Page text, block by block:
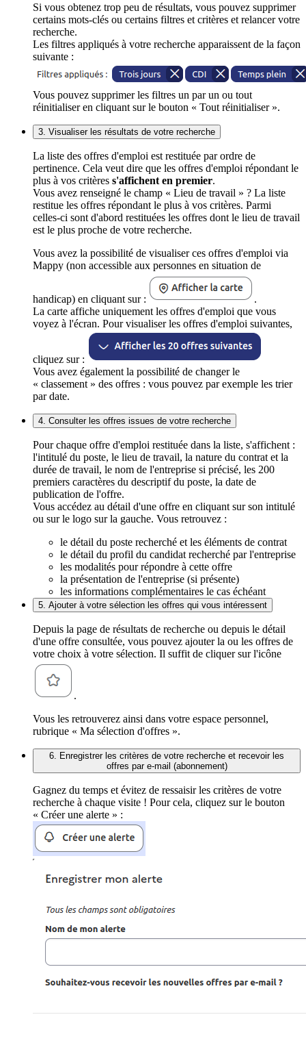
Si vous obtenez trop peu de résultats, vous pouvez supprimer
certains mots-clés ou certains filtres et critères et relancer votre
recherche.
Les filtres appliqués à votre recherche apparaissent de la façon
suivante :
Vous pouvez supprimer les filtres un par un ou tout
réinitialiser en cliquant sur le bouton « Tout réinitialiser ».
3. Visualiser les résultats de votre recherche
La liste des offres d'emploi est restituée par ordre de
pertinence. Cela veut dire que les offres d'emploi répondant le
plus à vos critères s'affichent en premier.
Vous avez renseigné le champ « Lieu de travail » ? La liste
restitue les offres répondant le plus à vos critères. Parmi
celles-ci sont d'abord restituées les offres dont le lieu de travail
est le plus proche de votre recherche.
Vous avez la possibilité de visualiser ces offres d'emploi via
Mappy (non accessible aux personnes en situation de
handicap) en cliquant sur :
.
La carte affiche uniquement les offres d'emploi que vous
voyez à l'écran. Pour visualiser les offres d'emploi suivantes,
cliquez sur :
Vous avez également la possibilité de changer le
« classement » des offres : vous pouvez par exemple les trier
par date.
4. Consulter les offres issues de votre recherche
Pour chaque offre d'emploi restituée dans la liste, s'affichent :
l'intitulé du poste, le lieu de travail, la nature du contrat et la
durée de travail, le nom de l'entreprise si précisé, les 200
premiers caractères du descriptif du poste, la date de
publication de l'offre.
Vous accédez au détail d'une offre en cliquant sur son intitulé
ou sur le logo sur la gauche. Vous retrouvez :
le détail du poste recherché et les éléments de contrat
le détail du profil du candidat recherché par l'entreprise
les modalités pour répondre à cette offre
la présentation de l'entreprise (si présente)
les informations complémentaires le cas échéant
5. Ajouter à votre sélection les offres qui vous intéressent
Depuis la page de résultats de recherche ou depuis le détail
d'une offre consultée, vous pouvez ajouter la ou les offres de
votre choix à votre sélection. Il suffit de cliquer sur l'icône
.
Vous les retrouverez ainsi dans votre espace personnel,
rubrique « Ma sélection d'offres ».
6. Enregistrer les critères de votre recherche et recevoir les
offres par e-mail (abonnement)
Gagnez du temps et évitez de ressaisir les critères de votre
recherche à chaque visite ! Pour cela, cliquez sur le bouton
« Créer une alerte » :